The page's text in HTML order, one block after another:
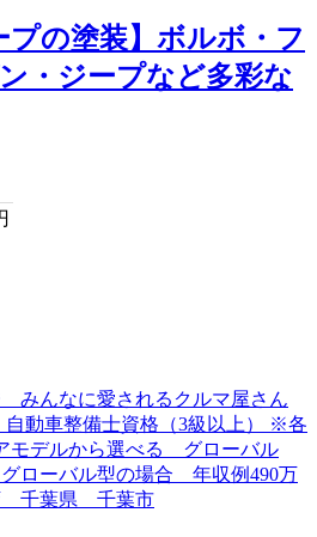
プの塗装】ボルボ・フ
・ジープなど多彩な